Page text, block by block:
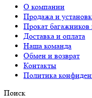
О компании
Продажа и
Прокат багажников
Доставка и оплата
Наша команда
Обмен и возврат
Контакты
Политика
Поиск